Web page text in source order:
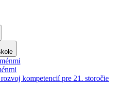
kompetencií pre 21. storočie